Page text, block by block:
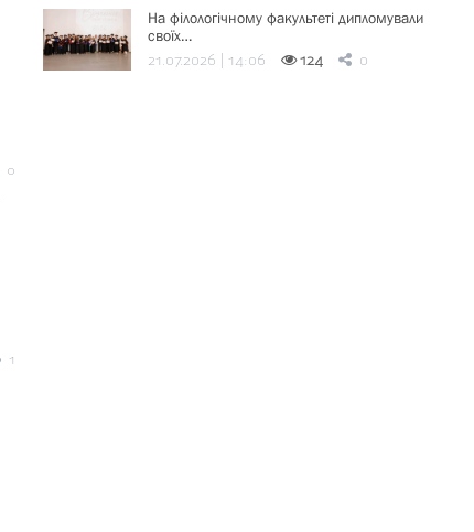
0
1
На філологічному факультеті дипломували
своїх…
21.07.2026 | 14:06 124 0